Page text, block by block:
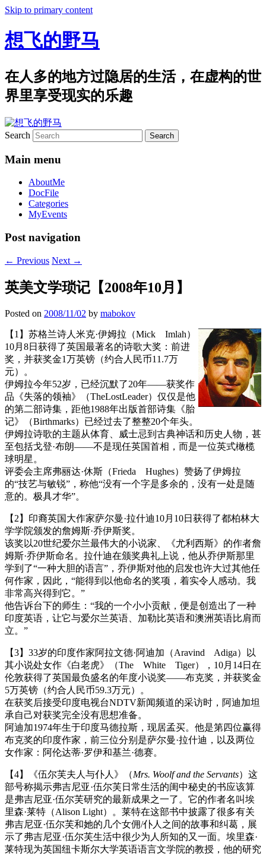
Skip to primary content
想飞的野马
在人多的地方过隐居的生活，在虚构的世
界里享受现实的乐趣
Search
Main menu
AboutMe
DocFile
Categories
MyEvents
Post navigation
← Previous Next →
英美文学琐记【2008年10月】
Posted on 2008/11/02 by mabokov
【1】 苏格兰诗人米克·伊姆拉（Mick Imlah）
10月8日获得了英国最著名的诗歌大奖：前进
奖，并获奖金1万英镑（约合人民币11.7万
元）。
伊姆拉今年52岁，已经沉默了20年——获奖作
品《失落的领袖》（TheLostLeader）仅仅是他
的第二部诗集，距他1988年出版首部诗集《胎
记》（Birthmarks）已经过去了整整20个年头。
伊姆拉诗歌的主题从体育、威士忌到古典神话和历史人物，甚
至包括戈登·布朗——不是现任英国首相，而是一位英式橄榄
球明星。
评委会主席弗丽达·休斯（Frieda Hughes）赞扬了伊姆拉
的“技艺与敏锐”，称他“没有一个字是多余的，没有一处是随
意的。极具才华”。
【2】印裔英国大作家萨尔曼·拉什迪10月10日获得了都柏林大
学学院颁发的詹姆斯·乔伊斯奖。
该奖以20世纪爱尔兰最伟大的小说家、《尤利西斯》的作者詹
姆斯·乔伊斯命名。拉什迪在颁奖典礼上说，他从乔伊斯那里
学到了“一种大胆的语言”，乔伊斯对他的启发也许大过其他任
何作家，因此，“能得到以他命名的奖项，着实令人感动。我
非常高兴得到它。”
他告诉台下的师生：“我的一个小小贡献，便是创造出了一种
印度英语，让它与爱尔兰英语、加勒比英语和澳洲英语比肩而
立。”
【3】33岁的印度作家阿拉文德·阿迪加（Aravind Adiga）以
其小说处女作《白老虎》（The White Tiger），10月14日在
伦敦获得了英国最负盛名的年度小说奖——布克奖，并获奖金
5万英镑（约合人民币59.3万元）。
在获奖后接受印度电视台NDTV新闻频道的采访时，阿迪加坦
承自己对获奖完全没有思想准备。
阿迪加1974年生于印度马德拉斯，现居孟买。他是第四位赢得
布克奖的印度作家，前三位分别是萨尔曼·拉什迪，以及两位
女作家：阿伦达蒂·罗伊和基兰·德赛。
【4】《伍尔芙夫人与仆人》（Mrs. Woolf and the Servants）这
部号称揭示弗吉尼亚·伍尔芙日常生活的闺中秘史的书应该算
是弗吉尼亚·伍尔芙研究的最新成果之一了。它的作者名叫埃
里森·莱特（Alison Light）。莱特在这部书中披露了很多有关
弗吉尼亚·伍尔芙和她的几个女佣/仆人之间的故事和纠葛，展
示了弗吉尼亚·伍尔芙生活中很少为人所知的又一面。埃里森·
莱特现为英国纽卡斯尔大学英语语言文学院的教授，他的研究